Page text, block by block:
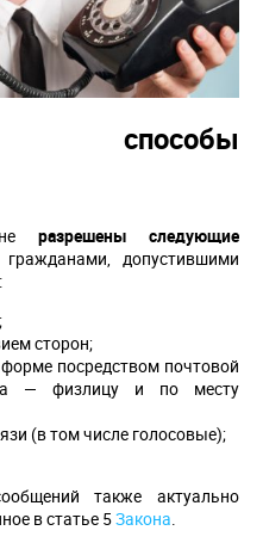
способы
разрешены следующие
допустившими
сторон;
посредством почтовой
— физлицу и по месту
(в том числе голосовые);
также актуально
в статье 5Закона